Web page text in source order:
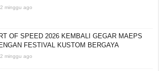
2 minggu ago
OF SPEED 2026 KEMBALI GEGAR MAEPS
FESTIVAL KUSTOM BERGAYA
2 minggu ago